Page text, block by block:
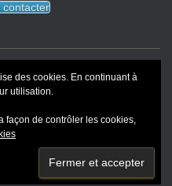
contacter
BLOG REVUE DE PRESSE
ThemeIsle
des cookies. En continuant à
utilisation.
façon de contrôler les cookies,